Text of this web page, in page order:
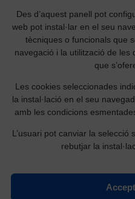
Des d’aquest panell pot
web pot instal·lar en el seu
tècniques o funcionals que
navegació i la utilització de les
que
Les cookies seleccionades
la instal·lació en el seu
amb les condicions
L’usuari pot canviar la selecció
rebutjar la
Amb la col·laboració:
Planta